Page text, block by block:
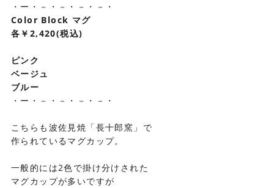
・ー・－・－・－・－・
Color Block マグ
各￥2,420(税込)
ピンク
ベージュ
ブルー
・ー・－・－・－・－・
こちらも波佐見焼「長十郎窯」で
作られているマグカップ。
一般的には2色で掛け分けされた
マグカップが多いですが